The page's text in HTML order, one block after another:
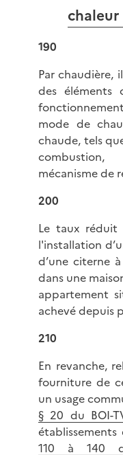
chaleur
190
Par chaudière,
des éléments
mode de
chaude, tels
mécanisme de
200
Le taux
l'installation
d’une citerne
dans une
appartement
achevé depuis
210
En revanche,
fourniture de
un usage
§ 20 du BOI-
110 à 140 du